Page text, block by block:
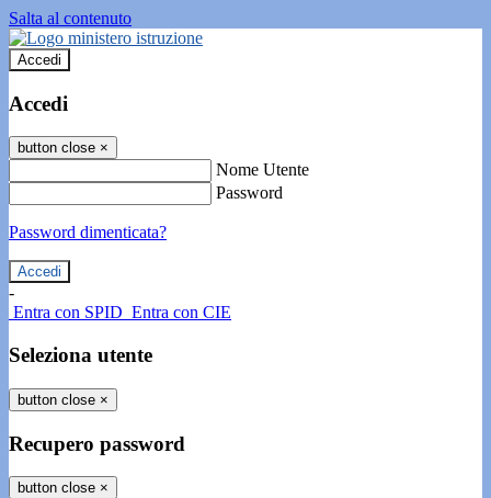
Salta al contenuto
Accedi
Accedi
button close ×
Nome Utente
Password
Password dimenticata?
-
Entra con SPID Entra con CIE
Seleziona utente
button close ×
Recupero password
button close ×